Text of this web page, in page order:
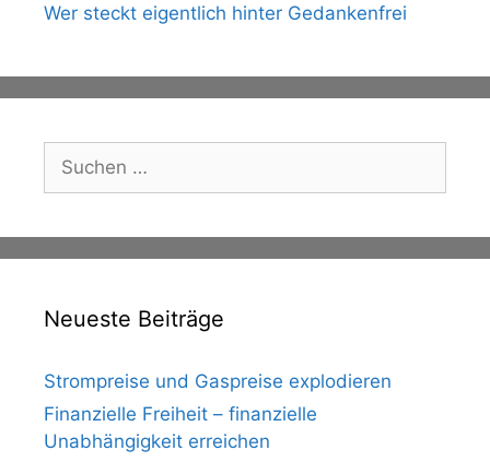
Wer steckt eigentlich hinter Gedankenfrei
nach:
Neueste Beiträge
Strompreise und Gaspreise explodieren
Finanzielle Freiheit – finanzielle
Unabhängigkeit erreichen